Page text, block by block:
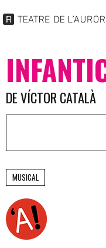
DE VÍCTOR CATALÀ
MUSICAL